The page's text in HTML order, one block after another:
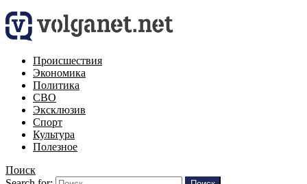
Происшествия
Экономика
Политика
СВО
Эксклюзив
Спорт
Культура
Полезное
Поиск